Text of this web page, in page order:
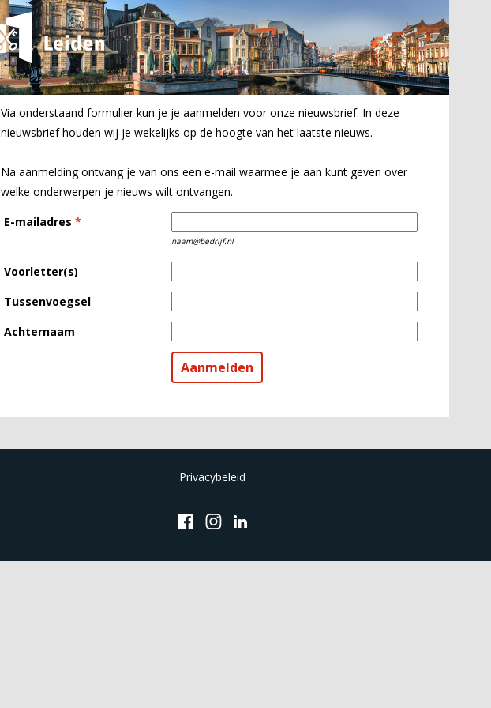
Via onderstaand formulier kun je je aanmelden voor onze nieuwsbrief. In deze
nieuwsbrief houden wij je wekelijks op de hoogte van het laatste nieuws.
Na aanmelding ontvang je van ons een e-mail waarmee je aan kunt geven over
welke onderwerpen je nieuws wilt ontvangen.
E-mailadres *
naam@bedrijf.nl
Voorletter(s)
Tussenvoegsel
Achternaam
Privacybeleid